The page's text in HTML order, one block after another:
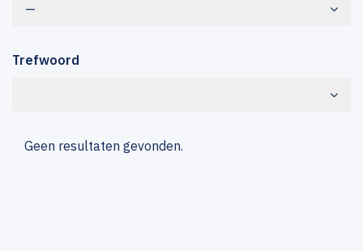
—
Trefwoord
Geen resultaten gevonden.